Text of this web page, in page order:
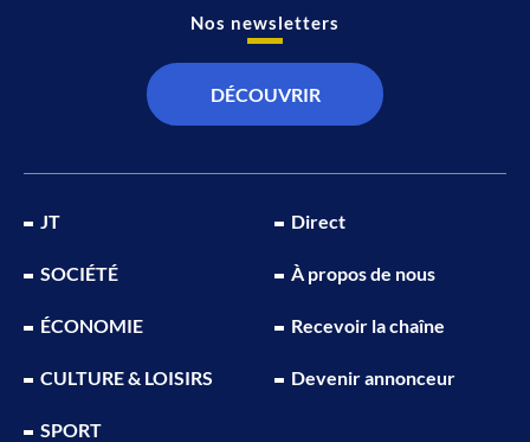
JT
SOCIÉTÉ
ÉCONOMIE
CULTURE & LOISIRS
SPORT
Direct
À propos de nous
Recevoir la chaîne
Devenir annonceur
Nos newsletters
DÉCOUVRIR